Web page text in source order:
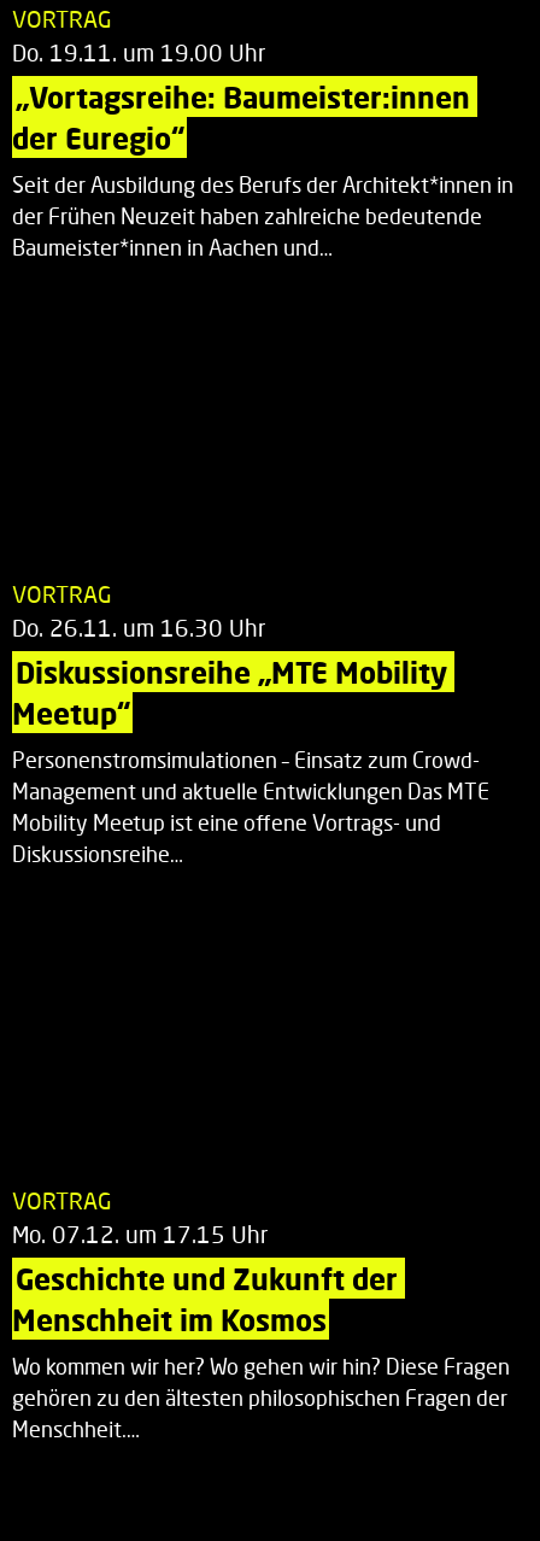
VORTRAG
Do. 19.11. um 19.00 Uhr
„Vortagsreihe: Baumeister:innen
der Euregio“
Seit der Ausbildung des Berufs der Architekt*innen in
der Frühen Neuzeit haben zahlreiche bedeutende
Baumeister*innen in Aachen und…
VORTRAG
Do. 26.11. um 16.30 Uhr
Diskussionsreihe „MTE Mobility
Meetup“
Personenstromsimulationen – Einsatz zum Crowd-
Management und aktuelle Entwicklungen Das MTE
Mobility Meetup ist eine offene Vortrags- und
Diskussionsreihe…
VORTRAG
Mo. 07.12. um 17.15 Uhr
Geschichte und Zukunft der
Menschheit im Kosmos
Wo kommen wir her? Wo gehen wir hin? Diese Fragen
gehören zu den ältesten philosophischen Fragen der
Menschheit.…